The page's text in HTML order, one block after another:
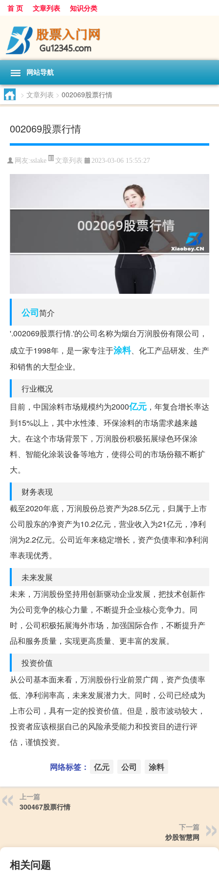
首 页 文章列表 知识分类
网站导航
> 文章列表 > 002069股票行情
002069股票行情
网友:sslake 文章列表 2023-03-06 15:55:27
公司简介
'.002069股票行情.'的公司名称为烟台万润股份有限公司，
成立于1998年，是一家专注于涂料、化工产品研发、生产
和销售的大型企业。
行业概况
目前，中国涂料市场规模约为2000亿元 ，年复合增长率达
到15%以上，其中水性漆、环保涂料的市场需求越来越
大。在这个市场背景下，万润股份积极拓展绿色环保涂
料、智能化涂装设备等地方，使得公司的市场份额不断扩
大。
财务表现
截至2020年底，万润股份总资产为28.5亿元，归属于上市
公司股东的净资产为10.2亿元，营业收入为21亿元，净利
润为2.2亿元。公司近年来稳定增长，资产负债率和净利润
率表现优秀。
未来发展
未来，万润股份坚持用创新驱动企业发展，把技术创新作
为公司竞争的核心力量，不断提升企业核心竞争力。同
时，公司积极拓展海外市场，加强国际合作，不断提升产
品和服务质量，实现更高质量、更丰富的发展。
投资价值
从公司基本面来看，万润股份行业前景广阔，资产负债率
低、净利润率高，未来发展潜力大。同时，公司已经成为
上市公司，具有一定的投资价值。但是，股市波动较大，
投资者应该根据自己的风险承受能力和投资目的进行评
估，谨慎投资。
网络标签： 亿元 公司 涂料
上一篇
300467股票行情
下一篇
炒股智慧网
相关问题